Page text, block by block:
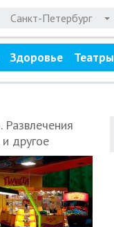
Санкт-Петербург
Здоровье Театры
другое